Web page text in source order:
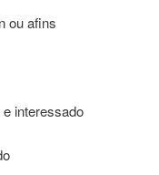
ou afins
interessado